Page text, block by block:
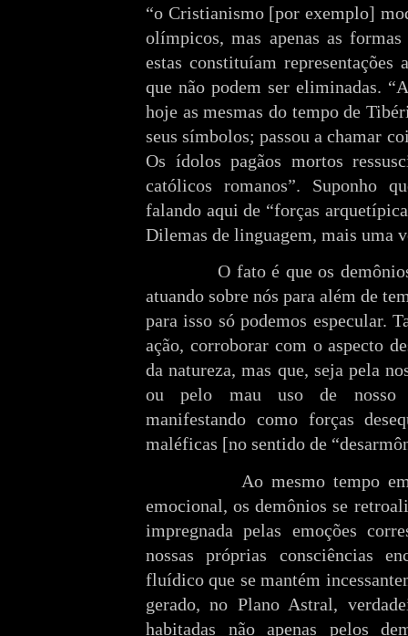
“o Cristianismo [por exemplo]
olímpicos, mas apenas as
estas constituíam representações
que não podem ser eliminadas.
hoje as mesmas do tempo de
seus símbolos; passou a chamar
Os ídolos pagãos mortos
católicos romanos”. Suponho
falando aqui de “forças
Dilemas de linguagem, mais uma
O fato é que os
atuando sobre nós para além de
para isso só podemos especular.
ação, corroborar com o aspecto
da natureza, mas que, seja pela
ou pelo mau uso de nosso
manifestando como forças
maléficas [no sentido de
Ao mesmo tempo
emocional, os demônios se
impregnada pelas emoções
nossas próprias consciências
fluídico que se mantém
gerado, no Plano Astral,
habitadas não apenas pelos